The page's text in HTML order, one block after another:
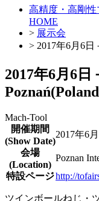
高精度・高剛
HOME
> 展示会
> 2017年6月6日
2017年6月6
Mach-Tool
開催期間
(Show Date)
2017年6
会場
(Location)
Poznan
特設ページhttp://
ツインボールねじ・